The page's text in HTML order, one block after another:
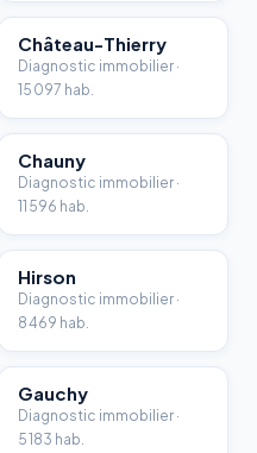
Château-Thierry
Diagnostic immobilier ·
15 097 hab.
Chauny
Diagnostic immobilier ·
11 596 hab.
Hirson
Diagnostic immobilier ·
8 469 hab.
Gauchy
Diagnostic immobilier ·
5 183 hab.